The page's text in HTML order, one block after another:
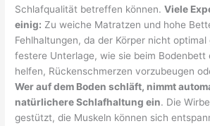
Schlafqualität betreffen können.Viele
einig: Zu weiche Matratzen und hohe
Fehlhaltungen, da der Körper nicht
festere Unterlage, wie sie beim Bodenbett
helfen, Rückenschmerzen vorzubeugen
Wer auf dem Boden schläft, nimmt
natürlichere Schlafhaltung ein. Die
gestützt, die Muskeln können sich